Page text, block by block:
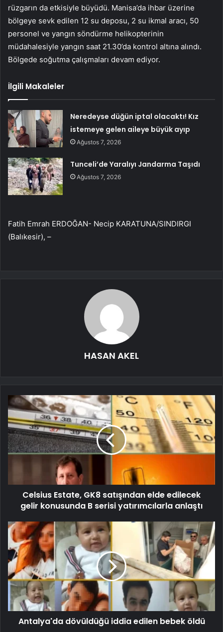
rüzgarın da etkisiyle büyüdü. Manisa’da ihbar üzerine
bölgeye sevk edilen 12 su deposu, 2 su ikmal aracı, 50
personel ve yangın söndürme helikopterinin
müdahalesiyle yangın saat 21.30’da kontrol altına alındı.
Bölgede soğutma çalışmaları devam ediyor.
İlgili Makaleler
Neredeyse düğün iptal olacaktı! Kız
istemeye gelen aileye büyük ayıp
Ağustos 7, 2026
Tunceli’de Yaralıyı Jandarma Taşıdı
Ağustos 7, 2026
Fatih Emrah ERDOĞAN- Necip KARATUNA/SINDIRGI
(Balıkesir), –
HASAN AKEL
Celsius Estate, GK8 satışından elde edilecek
gelir konusunda B serisi yatırımcılarla anlaştı
Antalya'da dövüldüğü iddia edilen bebek öldü